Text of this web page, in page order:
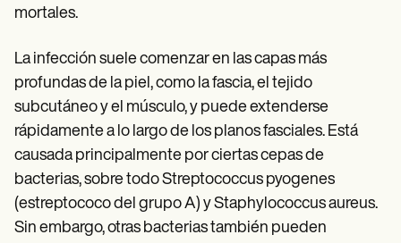
mortales.
La infección suele comenzar en las capas más
profundas de la piel, como la fascia, el tejido
subcutáneo y el músculo, y puede extenderse
rápidamente a lo largo de los planos fasciales. Está
causada principalmente por ciertas cepas de
bacterias, sobre todo Streptococcus pyogenes
(estreptococo del grupo A) y Staphylococcus aureus.
Sin embargo, otras bacterias también pueden